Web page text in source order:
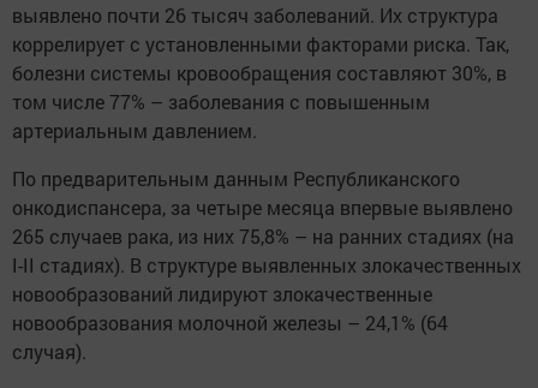
выявлено почти 26 тысяч заболеваний. Их структура
коррелирует с установленными факторами риска. Так,
болезни системы кровообращения составляют 30%, в
том числе 77% – заболевания с повышенным
артериальным давлением.
По предварительным данным Республиканского
онкодиспансера, за четыре месяца впервые выявлено
265 случаев рака, из них 75,8% – на ранних стадиях (на
I-II стадиях). В структуре выявленных злокачественных
новообразований лидируют злокачественные
новообразования молочной железы – 24,1% (64
случая).